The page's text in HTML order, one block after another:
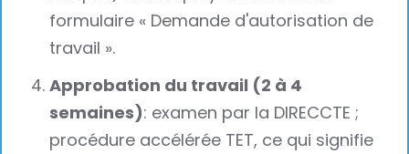
formulaire « Demande d'autorisation de
travail ».
Approbation du travail (2 à 4
semaines): examen par la DIRECCTE ;
procédure accélérée TET, ce qui signifie